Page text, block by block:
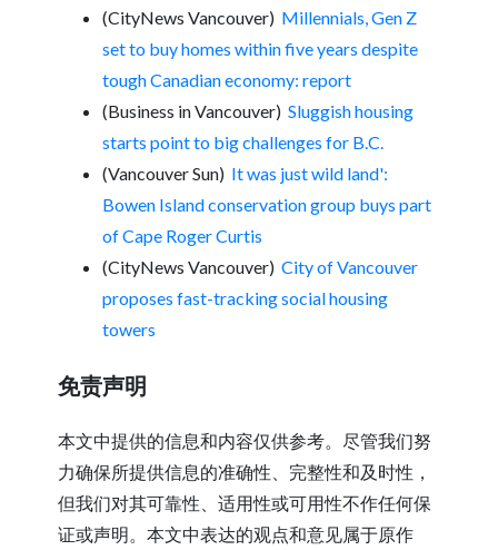
(CityNews Vancouver) Millennials, Gen Z
set to buy homes within five years despite
tough Canadian economy: report
(Business in Vancouver)Sluggish housing
starts point to big challenges for B.C.
(Vancouver Sun) It was just wild land':
Bowen Island conservation group buys part
of Cape Roger Curtis
(CityNews Vancouver)City of Vancouver
proposes fast-tracking social housing
towers
免责声明
本文中提供的信息和内容仅供参考。尽管我们努
力确保所提供信息的准确性、完整性和及时性，
但我们对其可靠性、适用性或可用性不作任何保
证或声明。本文中表达的观点和意见属于原作